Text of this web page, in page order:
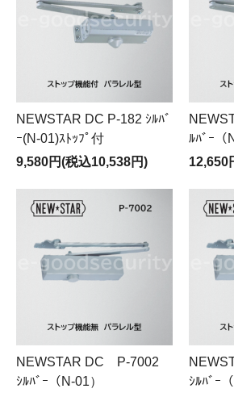
NEWSTAR DC P-182 ｼﾙﾊﾞ
ｰ(N-01)ｽﾄｯﾌﾟ付
9,580円(税込10,538円)
ﾙﾊﾞｰ（
12,650
NEWSTAR DC P-7002
ｼﾙﾊﾞｰ（N-01）
ｼﾙﾊﾞｰ